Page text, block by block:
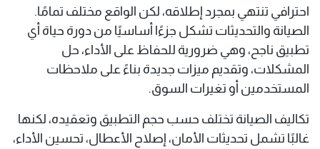
احترافي تنتهي بمجرد إطلاقه، لكن الواقع مختلف تمامًا.
الصيانة والتحديثات تشكل جزءًا أساسيًا من دورة حياة أي
تطبيق ناجح، وهي ضرورية للحفاظ على الأداء، حل
المشكلات، وتقديم ميزات جديدة بناءً على ملاحظات
المستخدمين أو تغيرات السوق.
تكاليف الصيانة تختلف حسب حجم التطبيق وتعقيده، لكنها
غالبًا تشمل تحديثات الأمان، إصلاح الأعطال، تحسين الأداء،